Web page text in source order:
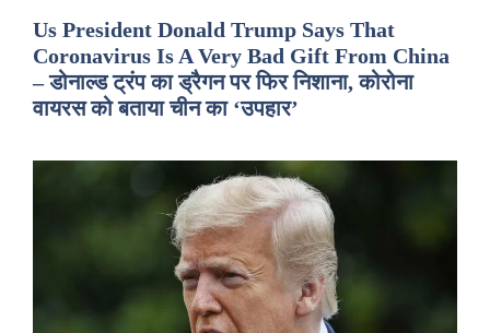
Us President Donald Trump Says That
Coronavirus Is A Very Bad Gift From China
– डोनाल्ड ट्रंप का ड्रैगन पर फिर निशाना, कोरोना
वायरस को बताया चीन का ‘उपहार’